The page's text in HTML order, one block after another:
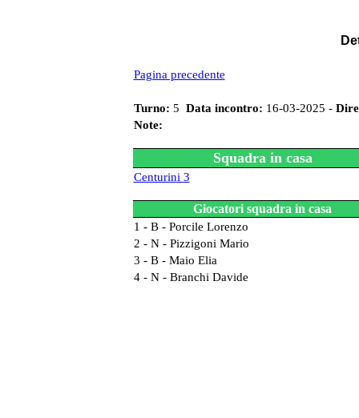
Pagina precedente
Turno: 5 Data incontro: 16-03-2025 -
Note:
Squadra in casa
Centurini 3
Giocatori squadra in casa
1 - B - Porcile Lorenzo
2 - N - Pizzigoni Mario
3 - B - Maio Elia
4 - N - Branchi Davide